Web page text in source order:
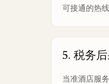
可接通的热
5. 税务
当准酒店服